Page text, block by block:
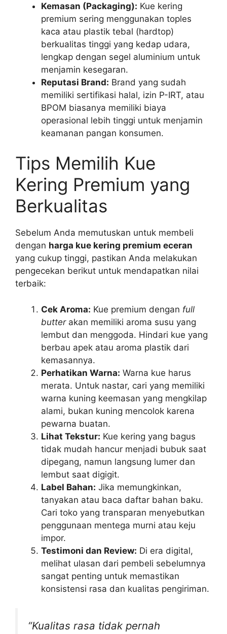
Kemasan (Packaging): Kue kering
premium sering menggunakan toples
kaca atau plastik tebal (hardtop)
berkualitas tinggi yang kedap udara,
lengkap dengan segel aluminium untuk
menjamin kesegaran.
Reputasi Brand: Brand yang sudah
memiliki sertifikasi halal, izin P-IRT, atau
BPOM biasanya memiliki biaya
operasional lebih tinggi untuk menjamin
keamanan pangan konsumen.
Tips Memilih Kue
Kering Premium yang
Berkualitas
Sebelum Anda memutuskan untuk membeli
dengan harga kue kering premium eceran
yang cukup tinggi, pastikan Anda melakukan
pengecekan berikut untuk mendapatkan nilai
terbaik:
Cek Aroma: Kue premium dengan full
butterakan memiliki aroma susu yang
lembut dan menggoda. Hindari kue yang
berbau apek atau aroma plastik dari
kemasannya.
Perhatikan Warna: Warna kue harus
merata. Untuk nastar, cari yang memiliki
warna kuning keemasan yang mengkilap
alami, bukan kuning mencolok karena
pewarna buatan.
Lihat Tekstur: Kue kering yang bagus
tidak mudah hancur menjadi bubuk saat
dipegang, namun langsung lumer dan
lembut saat digigit.
Label Bahan: Jika memungkinkan,
tanyakan atau baca daftar bahan baku.
Cari toko yang transparan menyebutkan
penggunaan mentega murni atau keju
impor.
Testimoni dan Review: Di era digital,
melihat ulasan dari pembeli sebelumnya
sangat penting untuk memastikan
konsistensi rasa dan kualitas pengiriman.
“Kualitas rasa tidak pernah